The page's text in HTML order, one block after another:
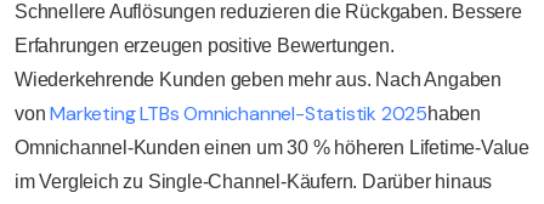
Schnellere Auflösungen reduzieren die Rückgaben. Bessere
Erfahrungen erzeugen positive Bewertungen.
Wiederkehrende Kunden geben mehr aus. Nach Angaben
von Marketing LTBs Omnichannel-Statistik 2025haben
Omnichannel-Kunden einen um 30 % höheren Lifetime-Value
im Vergleich zu Single-Channel-Käufern. Darüber hinaus